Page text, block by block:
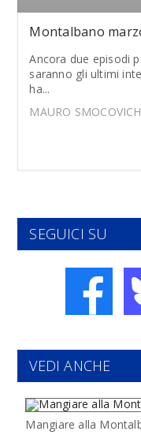
Montalbano
Ancora due episodi
saranno gli ultimi
ha...
MAURO
SEGUICI SU
VEDI ANCHE
Mangiare alla